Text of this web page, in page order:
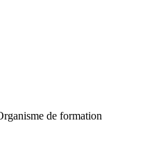
de formation